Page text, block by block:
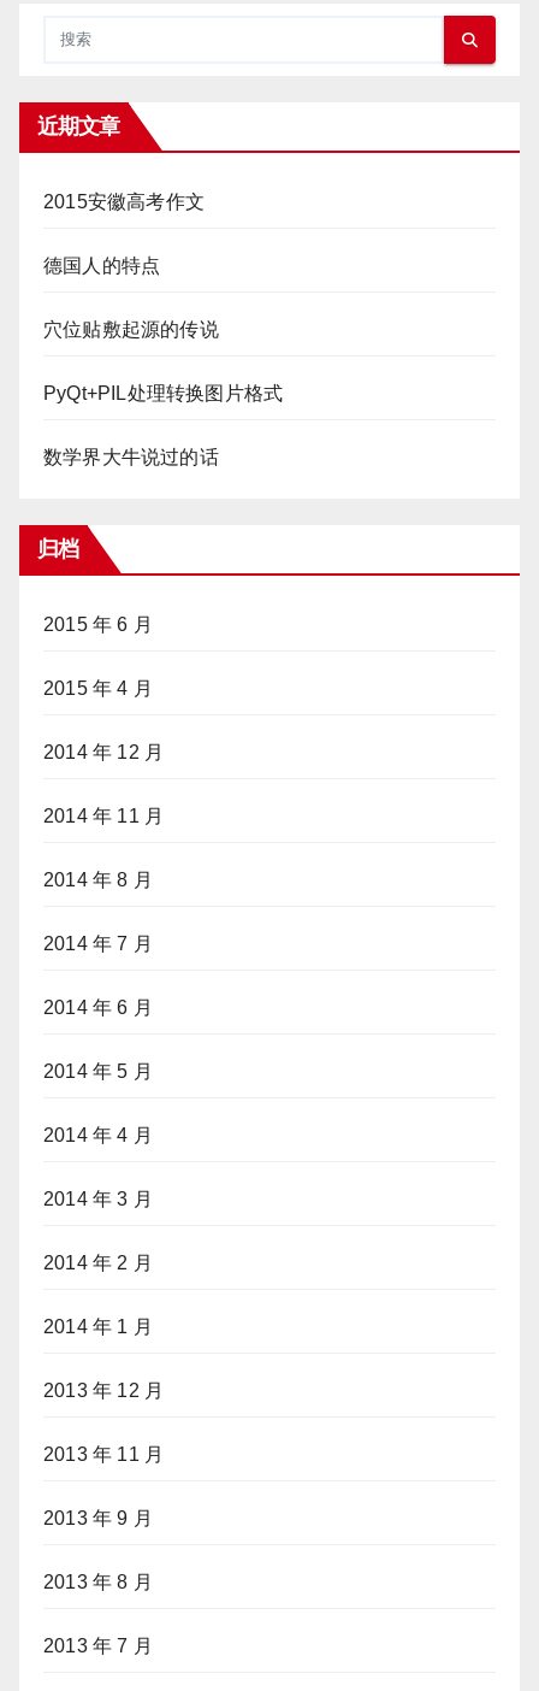
近期文章
2015安徽高考作文
德国人的特点
穴位贴敷起源的传说
PyQt+PIL处理转换图片格式
数学界大牛说过的话
归档
2015 年 6 月
2015 年 4 月
2014 年 12 月
2014 年 11 月
2014 年 8 月
2014 年 7 月
2014 年 6 月
2014 年 5 月
2014 年 4 月
2014 年 3 月
2014 年 2 月
2014 年 1 月
2013 年 12 月
2013 年 11 月
2013 年 9 月
2013 年 8 月
2013 年 7 月